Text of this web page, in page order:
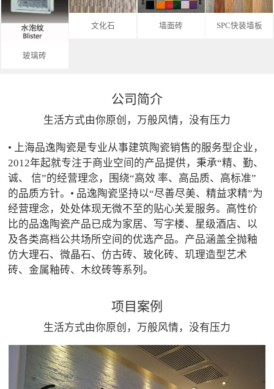
玻璃砖
文化石 墙面砖 SPC快装墙板
公司简介
生活方式由你原创，万般风情，没有压力
• 上海品逸陶瓷是专业从事建筑陶瓷销售的服务型企业，
2012年起就专注于商业空间的产品提供，秉承“精、勤、
诚、 信”的经营理念，围绕“高效 率、高品质、高标准”
的品质方针。• 品逸陶瓷坚持以“尽善尽美、精益求精”为
经营理念，处处体现无微不至的贴心关爱服务。高性价
比的品逸陶瓷产品已成为家居、写字楼、星级酒店、以
及各类高档公共场所空间的优选产品。产品涵盖全抛釉
仿大理石、微晶石、仿古砖、玻化砖、玑理造型艺术
砖、金属釉砖、木纹砖等系列。
项目案例
生活方式由你原创，万般风情，没有压力